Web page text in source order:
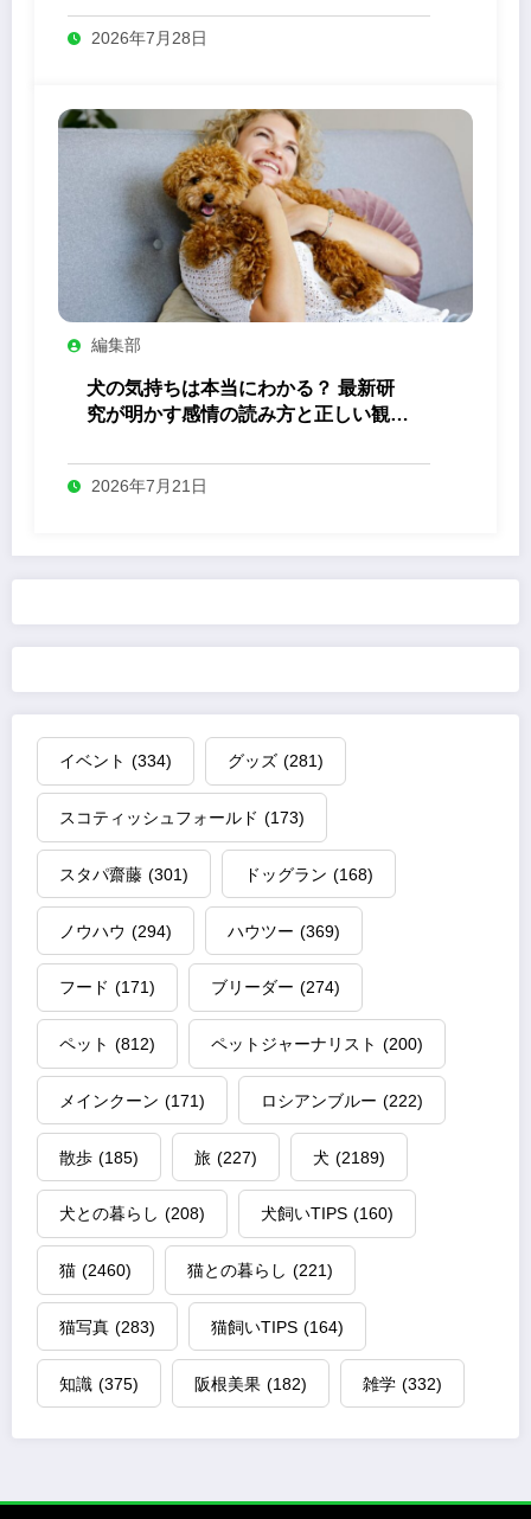
2026年7月28日
編集部
犬の気持ちは本当にわかる？ 最新研
究が明かす感情の読み方と正しい観察
2026年7月21日
イベント (334) グッズ (281)
スコティッシュフォールド (173)
スタパ齋藤 (301) ドッグラン (168)
ノウハウ (294) ハウツー (369)
フード (171) ブリーダー (274)
ペット (812) ペットジャーナリスト (200)
メインクーン (171) ロシアンブルー (222)
散歩 (185) 旅 (227) 犬 (2189)
犬との暮らし (208) 犬飼いTIPS (160)
猫 (2460) 猫との暮らし (221)
猫写真 (283) 猫飼いTIPS (164)
知識 (375) 阪根美果 (182) 雑学 (332)